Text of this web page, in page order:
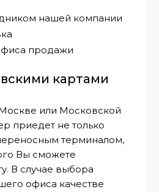
нашей компании
продажи
картами
или Московской
приедет не только
терминалом,
Вы сможете
В случае выбора
офиса качестве